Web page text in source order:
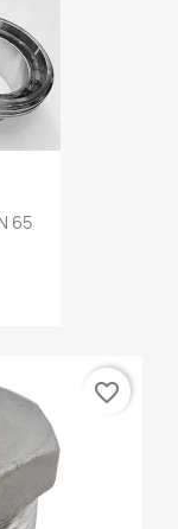
65
favorite_border